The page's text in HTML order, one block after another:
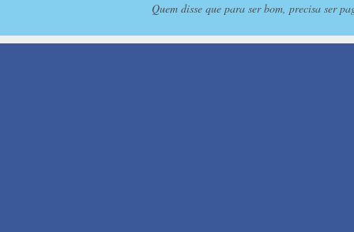
Quem disse que para ser bom, precisa ser